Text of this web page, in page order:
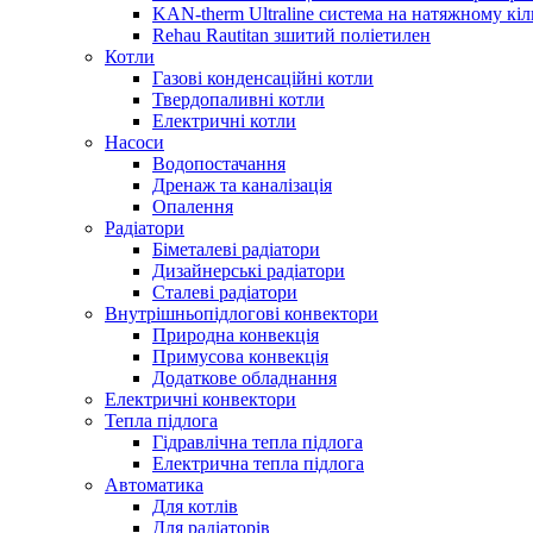
KAN-therm Ultraline система на натяжному
Rehau Rautitan зшитий поліетилен
Котли
Газові конденсаційні котли
Твердопаливні котли
Електричні котли
Насоси
Водопостачання
Дренаж та каналізація
Опалення
Радіатори
Біметалеві радіатори
Дизайнерські радіатори
Сталеві радіатори
Внутрішньопідлогові конвектори
Природна конвекція
Примусова конвекція
Додаткове обладнання
Електричні конвектори
Тепла підлога
Гідравлічна тепла підлога
Електрична тепла підлога
Автоматика
Для котлів
Для радіаторів